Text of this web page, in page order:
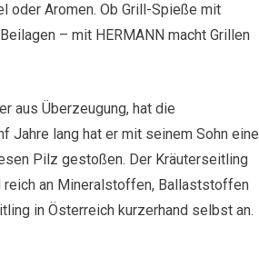
Aromen. Ob Grill-Spieße mit
– mit HERMANN macht Grillen
aus Überzeugung, hat die
Jahre lang hat er mit seinem Sohn eine
Pilz gestoßen. Der Kräuterseitling
reich an Mineralstoffen, Ballaststoffen
in Österreich kurzerhand selbst an.